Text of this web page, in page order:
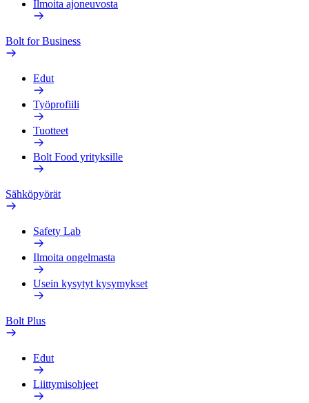
Ilmoita ajoneuvosta
Bolt for Business
Edut
Työprofiili
Tuotteet
Bolt Food yrityksille
Sähköpyörät
Safety Lab
Ilmoita ongelmasta
Usein kysytyt kysymykset
Bolt Plus
Edut
Liittymisohjeet